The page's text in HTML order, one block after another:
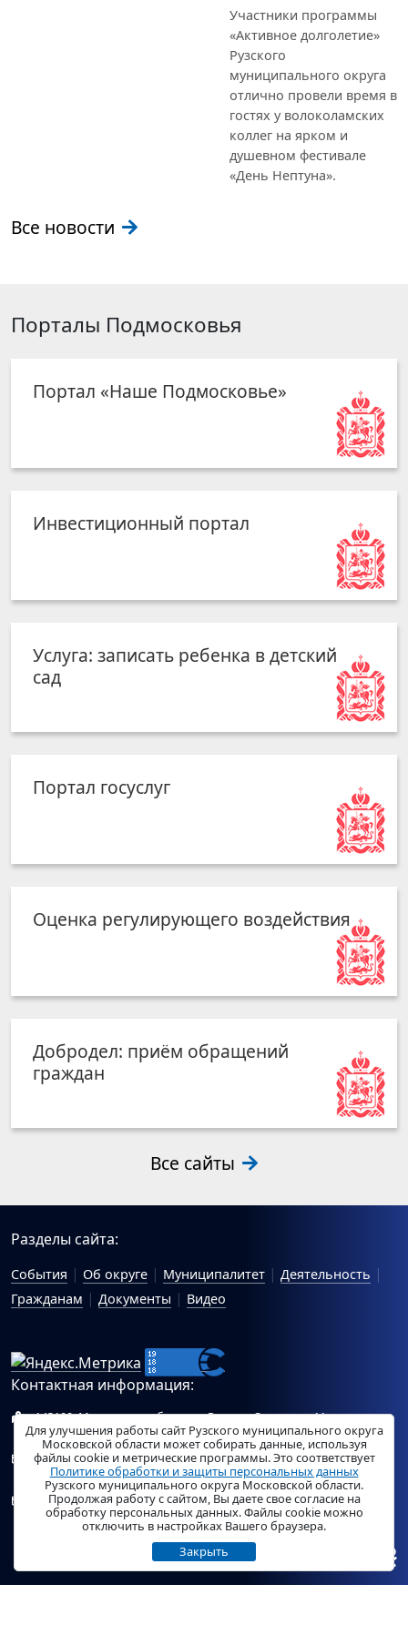
Участники программы
«Активное долголетие»
Рузского
муниципального округа
отлично провели время в
гостях у волоколамских
коллег на ярком и
душевном фестивале
«День Нептуна».
Все новости
Порталы Подмосковья
Портал «Наше Подмосковье»
Инвестиционный портал
Услуга: записать ребенка в детский
сад
Портал госуслуг
Оценка регулирующего воздействия
Добродел: приём обращений
граждан
Все сайты
Разделы сайта:
События Об округе Муниципалитет
Деятельность
Гражданам
Документы Видео
Контактная информация:
143100, Московская область, г.Руза, ул.Солнцева, 11
Схема проезда
Общий отдел Администрации Рузского муниципального
округа:ruza_region_ruza@mosreg.ru.
Отдел по работе с обращениями граждан Администрации
Рузского муниципального округа:ruza_og_argo@mosreg.ru
Для улучшения работы сайт Рузского муниципального округа
Московской области может собирать данные, используя
файлы cookie и метрические программы. Это соответствует
Политике обработки и защиты персональных данных
Рузского муниципального округа Московской области.
Продолжая работу с сайтом, Вы даете свое согласие на
обработку персональных данных. Файлы cookie можно
отключить в настройках Вашего браузера.
Закрыть